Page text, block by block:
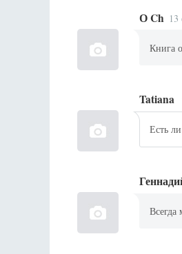
О Ch 13
Книга
Tatiana
Есть